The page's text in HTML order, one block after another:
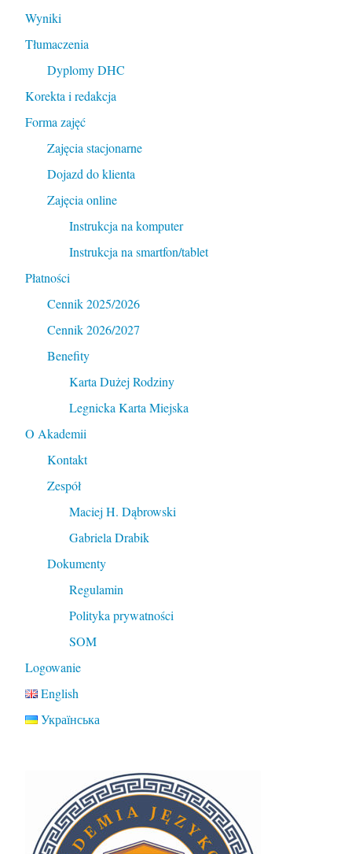
Wyniki
Tłumaczenia
Dyplomy DHC
Korekta i redakcja
Forma zajęć
Zajęcia stacjonarne
Dojazd do klienta
Zajęcia online
Instrukcja na komputer
Instrukcja na smartfon/tablet
Płatności
Cennik 2025/2026
Cennik 2026/2027
Benefity
Karta Dużej Rodziny
Legnicka Karta Miejska
O Akademii
Kontakt
Zespół
Maciej H. Dąbrowski
Gabriela Drabik
Dokumenty
Regulamin
Polityka prywatności
SOM
Logowanie
English
Українська